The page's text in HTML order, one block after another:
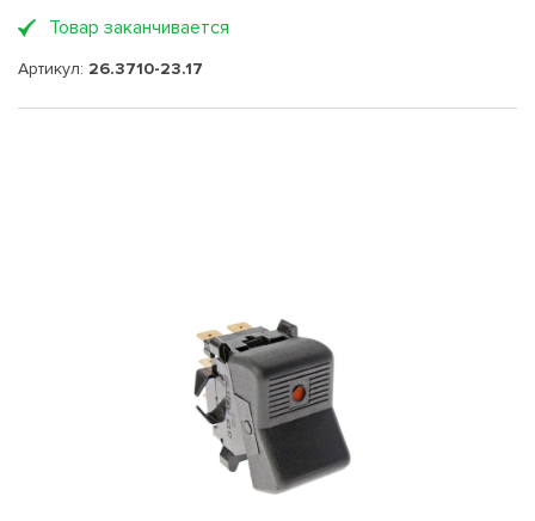
Товар заканчивается
Артикул: 26.3710-23.17